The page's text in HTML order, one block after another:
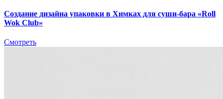
Создание дизайна упаковки в Химках для суши-бара «Roll
Wok Club»
Смотреть